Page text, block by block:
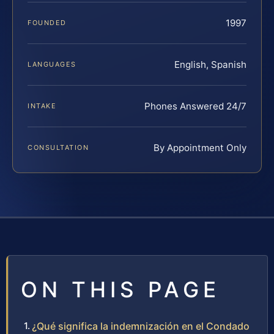
FOUNDED 1997
LANGUAGES English, Spanish
INTAKE Phones Answered 24/7
CONSULTATION By Appointment Only
ON THIS PAGE
¿Qué significa la indemnización en el Condado